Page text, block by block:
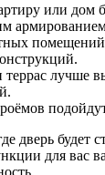
или дом
помещений
террас лучше
дверь будет
для вас